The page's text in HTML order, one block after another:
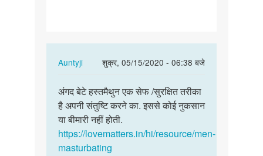
Auntyji
शुक्र, 05/15/2020 - 06:38 बजे
In
to
हम
2
से
3
अंगद
बेटे
हस्तमैथुन
एक
सेफ
अंगद बेटे हस्तमैथुन एक सेफ /सुरक्षित तरीका
है अपनी संतुष्टि करने का. इससे कोई नुकसान
या बीमारी नहीं होती.
https://lovematters.in/hi/resource/men-
masturbating